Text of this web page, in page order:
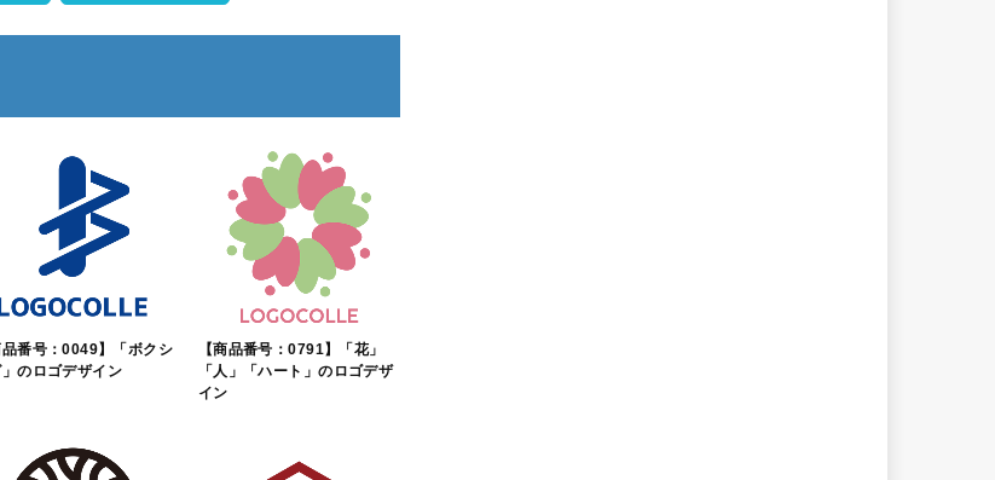
品番号：0049】「ボクシ
」のロゴデザイン
【商品番号：0791】「花」
「人」「ハート」のロゴデザ
イン